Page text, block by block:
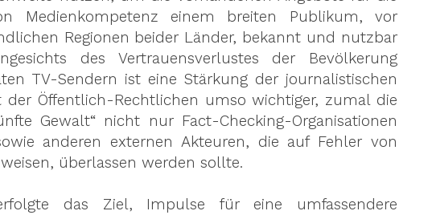
Medienkompetenz einem breiten Publikum, vor
Regionen beider Länder, bekannt und nutzbar
des Vertrauensverlustes der Bevölkerung
TV-Sendern ist eine Stärkung der journalistischen
der Öffentlich-Rechtlichen umso wichtiger, zumal die
Gewalt“ nicht nur Fact-Checking-Organisationen
anderen externen Akteuren, die auf Fehler von
überlassen werden sollte.
das Ziel, Impulse für eine umfassendere